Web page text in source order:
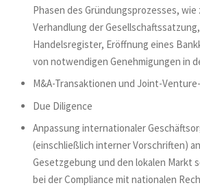
Phasen des Gründungsprozesses, wie
Verhandlung der
Handelsregister, Eröffnung eines
von notwendigen Genehmigungen in
M&A-Transaktionen und Joint-
Due Diligence
Anpassung internationaler
(einschließlich interner Vorschriften)
Gesetzgebung und den lokalen Markt
bei der Compliance mit nationalen